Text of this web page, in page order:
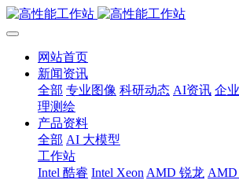
网站首页
新闻资讯
全部 专业图像 科研动态 AI资讯 企
理测绘
产品资料
全部 AI 大模型
工作站
Intel 酷睿 Intel Xeon AMD 锐龙